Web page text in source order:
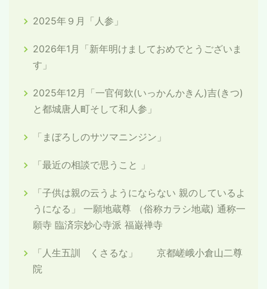
2025年９月「人参」
2026年1月「新年明けましておめでとうございま
す」
2025年12月「一官何欽(いっかんかきん)吉(きつ)
と都城唐人町そして和人参」
「まぼろしのサツマニンジン」
「最近の相談で思うこと 」
「子供は親の云うようにならない 親のしているよ
うになる」 一願地蔵尊 （俗称カラシ地蔵) 通称一
願寺 臨済宗妙心寺派 福巌禅寺
「人生五訓 くさるな」 京都嵯峨小倉山二尊
院